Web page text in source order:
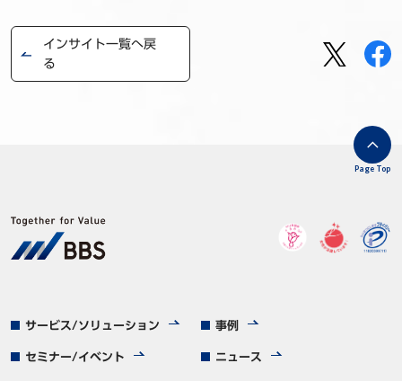
インサイト一覧へ戻
る
サービス/ソリューション 事例
セミナー/イベント ニュース
Page Top